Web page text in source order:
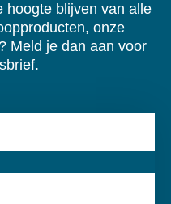
hoogte blijven van alle
onze
Meld je dan aan voor